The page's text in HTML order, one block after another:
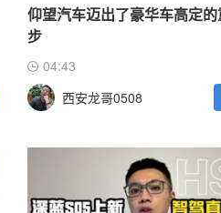
仰望汽车迈出了豪华车高定
步
04:43
西安龙哥0508